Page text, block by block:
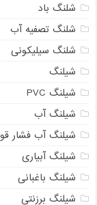
شلنگ باد
شلنگ تصفیه آب
شلنگ سیلیکونی
شیلنگ
شیلنگ PVC
شیلنگ آب
شیلنگ آب فشار
شیلنگ آبیاری
شیلنگ باغبانی
شیلنگ برزنتی